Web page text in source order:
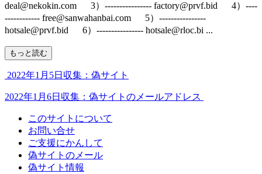
deal@nekokin.com 3）---------------- factory@prvf.bid 4）----
------------ free@sanwahanbai.com 5）----------------
hotsale@prvf.bid 6）---------------- hotsale@rloc.bi ...
もっと読む
2022年1月5日収集：偽サイト
2022年1月6日収集：偽サイトのメールアドレス
このサイトについて
お問い合せ
ご支援にかんして
偽サイトのメール
偽サイト情報